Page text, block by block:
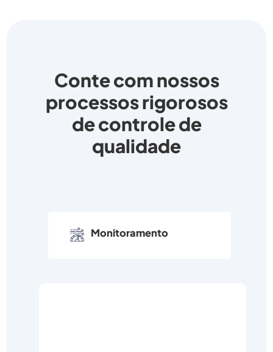
Conte com nossos
processos rigorosos
de controle de
qualidade
Monitoramento